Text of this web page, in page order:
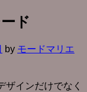
ド
by モードマリエ
ザインだけでなく